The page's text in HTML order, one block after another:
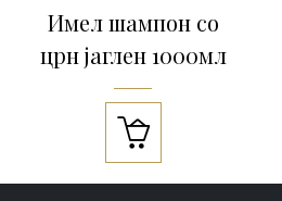
Имел шампон со
црн јаглен 1000мл
